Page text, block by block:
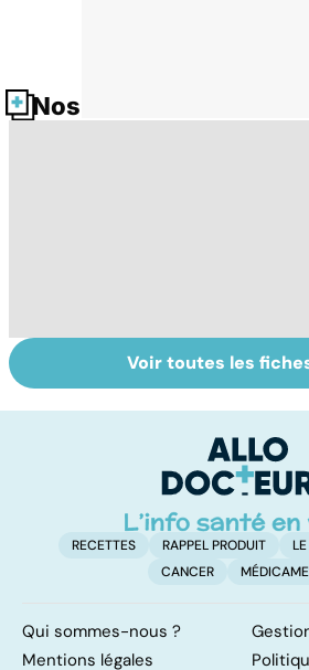
Nos fiches santé
Votre enfant se
gratte : et si
RGO
Voir toutes les
RECETTES RAPPEL PRODUIT
CANCER
Qui sommes-nous ?
Mentions légales